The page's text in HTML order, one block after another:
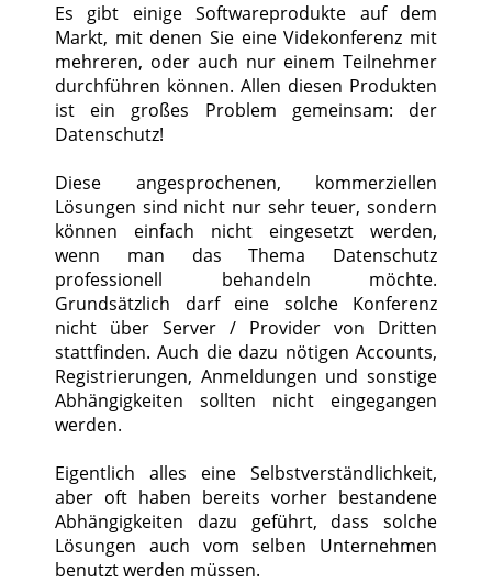
Es gibt einige Softwareprodukte auf dem
Markt, mit denen Sie eine Videkonferenz mit
mehreren, oder auch nur einem Teilnehmer
durchführen können. Allen diesen Produkten
ist ein großes Problem gemeinsam: der
Datenschutz!
Diese angesprochenen, kommerziellen
Lösungen sind nicht nur sehr teuer, sondern
können einfach nicht eingesetzt werden,
wenn man das Thema Datenschutz
professionell behandeln möchte.
Grundsätzlich darf eine solche Konferenz
nicht über Server / Provider von Dritten
stattfinden. Auch die dazu nötigen Accounts,
Registrierungen, Anmeldungen und sonstige
Abhängigkeiten sollten nicht eingegangen
werden.
Eigentlich alles eine Selbstverständlichkeit,
aber oft haben bereits vorher bestandene
Abhängigkeiten dazu geführt, dass solche
Lösungen auch vom selben Unternehmen
benutzt werden müssen.